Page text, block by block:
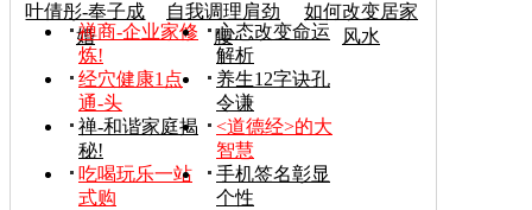
叶倩彤-奉子成
婚
自我调理肩劲
腰
如何改变居家
风水
禅商-企业家修
炼!
心态改变命运
解析
经穴健康1点
通-头
养生12字诀孔
令谦
禅-和谐家庭揭
秘!
<道德经>的大
智慧
吃喝玩乐一站
式购
手机签名彰显
个性